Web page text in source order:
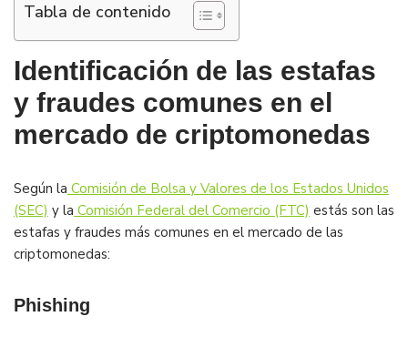
Tabla de contenido
Identificación de las estafas
y fraudes comunes en el
mercado de criptomonedas
Según la Comisión de Bolsa y Valores de los Estados Unidos
(SEC) y la Comisión Federal del Comercio (FTC) estás son las
estafas y fraudes más comunes en el mercado de las
criptomonedas:
Phishing